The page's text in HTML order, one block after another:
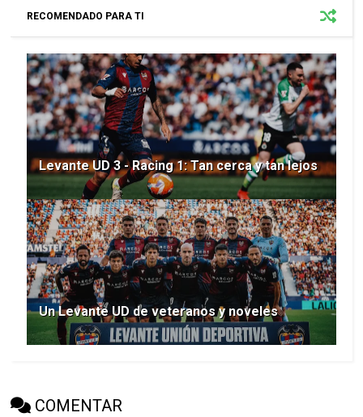
RECOMENDADO PARA TI
Levante UD 3 - Racing 1: Tan cerca y tan lejos
Un Levante UD de veteranos y noveles
COMENTAR